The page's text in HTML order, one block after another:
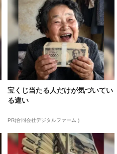
宝くじ当たる人だけが気づいてい
る違い
PR(合同会社デジタルファーム )